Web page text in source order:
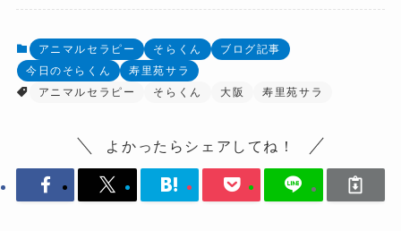
アニマルセラピー そらくん
ブログ記事
今日のそらくん
寿里苑サラ
アニマルセラピー
そらくん 大阪 寿里苑サラ
よかったらシェアしてね！